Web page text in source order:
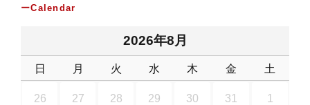
Calendar
2026年8月
日 月 火 水 木 金 土
26 27 28 29 30 31 1